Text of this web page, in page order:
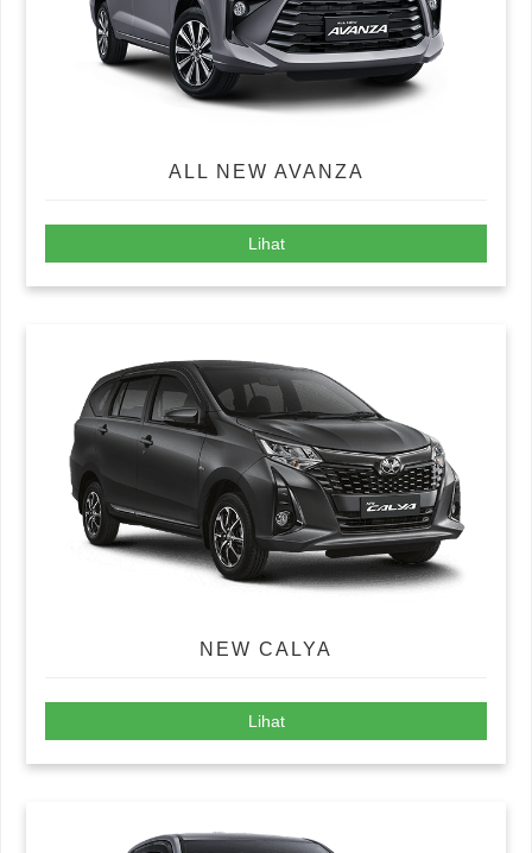
ALL NEW AVANZA
Lihat
NEW CALYA
Lihat